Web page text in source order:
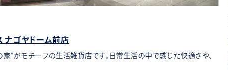
ナゴヤドーム前店
”がモチーフの生活雑貨店です。日常生活の中で感じた快適さや、